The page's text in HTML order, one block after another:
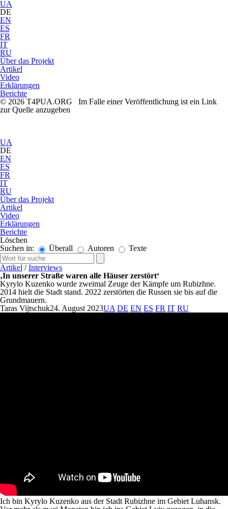
UA
DE
EN
ES
FR
IT
RU
Über das Projekt
Artikel
Video
Erklärungen
Berichte
© 2026 T4PUA.ORG Im Falle einer Veröffentlichung ist ein Link
zur Quelle anzugeben
UA
DE
EN
ES
FR
IT
RU
Über das Projekt
Artikel
Video
Erklärungen
Berichte
Löschen
Suchen in:
Überall Autoren Texte
Artikel /Interviews
‚In unserer Straße waren alle Häuser zerstört‘
Kyrylo Kuzenko wurde zweimal Zeuge der Kämpfe um Rubizhne.
2014 hielt die Stadt stand. 2022 zerstörten die Russen sie bis auf die
Grundmauern.
Taras Vijtschuk24. August 2023UA DE EN ES FR IT RU
Ich bin Kyrylo Kuzenko aus der Stadt Rubizhne im Gebiet Luhansk.